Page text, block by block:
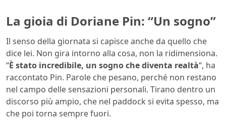
La gioia di Doriane Pin: “Un sogno”
Il senso della giornata si capisce anche da quello che
dice lei. Non gira intorno alla cosa, non la ridimensiona.
“È stato incredibile, un sogno che diventa realtà“, ha
raccontato Pin. Parole che pesano, perché non restano
nel campo delle sensazioni personali. Tirano dentro un
discorso più ampio, che nel paddock si evita spesso, ma
che poi torna sempre fuori.